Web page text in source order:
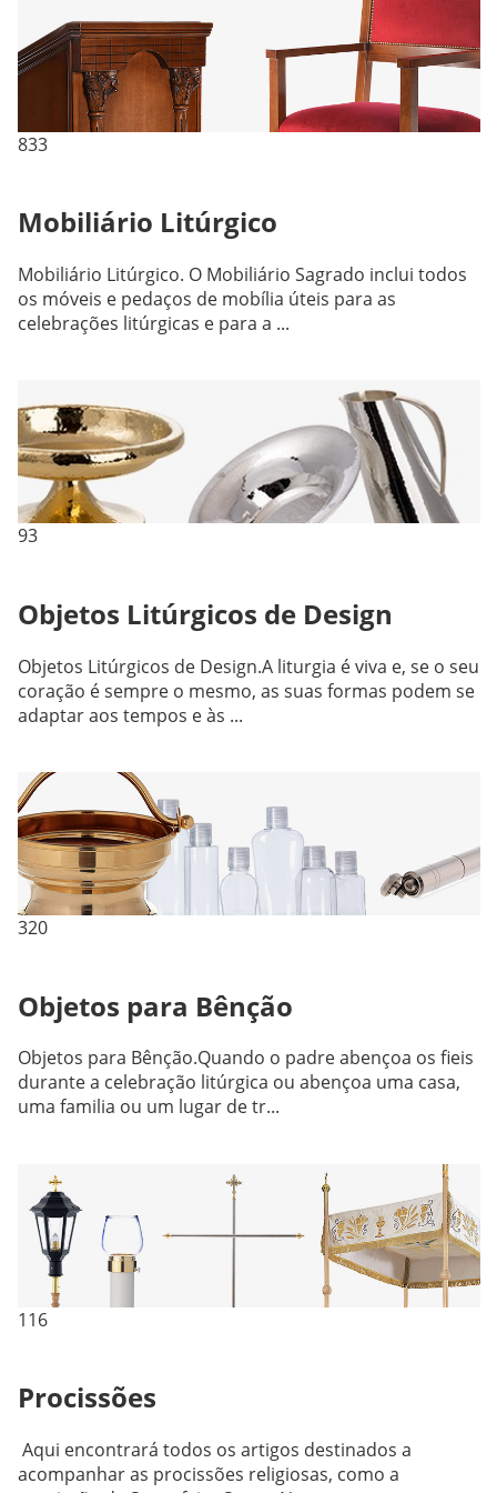
833
Mobiliário Litúrgico
Mobiliário Litúrgico. O Mobiliário Sagrado inclui todos
os móveis e pedaços de mobília úteis para as
celebrações litúrgicas e para a ...
93
Objetos Litúrgicos de Design
Objetos Litúrgicos de Design.A liturgia é viva e, se o seu
coração é sempre o mesmo, as suas formas podem se
adaptar aos tempos e às ...
320
Objetos para Bênção
Objetos para Bênção.Quando o padre abençoa os fieis
durante a celebração litúrgica ou abençoa uma casa,
uma familia ou um lugar de tr...
116
Procissões
Aqui encontrará todos os artigos destinados a
acompanhar as procissões religiosas, como a